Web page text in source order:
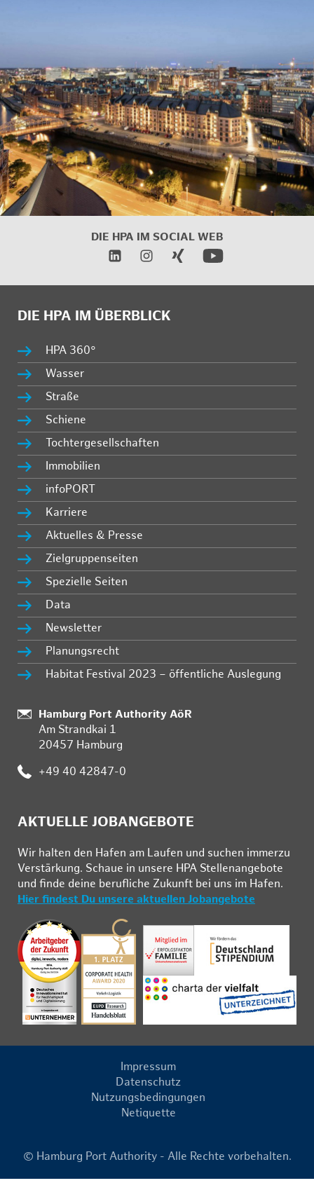
DIE HPA IM SOCIAL WEB
DIE HPA IM ÜBERBLICK
HPA 360°
Wasser
Straße
Schiene
Tochtergesellschaften
Immobilien
infoPORT
Karriere
Aktuelles & Presse
Zielgruppenseiten
Spezielle Seiten
Data
Newsletter
Planungsrecht
Habitat Festival 2023 – öffentliche Auslegung
Standort:
Hamburg Port Authority AöR
Am Strandkai 1
20457 Hamburg
Telefon:
+49 40 42847-0
AKTUELLE JOBANGEBOTE
Wir hal­ten den Ha­fen am Lau­fen und su­chen im­mer­zu
Ver­stär­kung. Schau­e in un­se­re HPA Stel­len­an­ge­bo­te
und fin­de deine be­ruf­li­che Zu­kunft bei uns im Ha­fen.
Hier findest Du unsere aktuellen Jobangebote
Impressum
Datenschutz
Nutzungsbedingungen
Netiquette
© Hamburg Port Authority - Alle Rechte vorbehalten.